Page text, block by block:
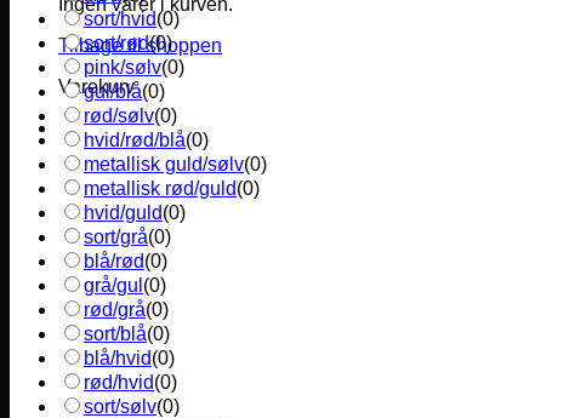
Ingen varer i kurven.
Tilbage til shoppen
Varekurv
sort/hvid(0)
sort/rød(0)
pink/sølv(0)
gul/blå(0)
rød/sølv(0)
hvid/rød/blå(0)
metallisk guld/sølv(0)
metallisk rød/guld(0)
hvid/guld(0)
sort/grå(0)
blå/rød(0)
grå/gul (0)
rød/grå(0)
sort/blå(0)
blå/hvid(0)
rød/hvid(0)
sort/sølv(0)